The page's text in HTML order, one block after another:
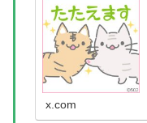
x.com